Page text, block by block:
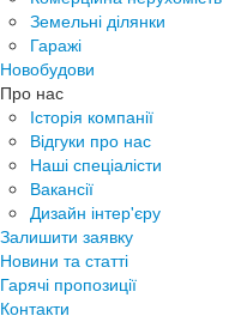
Земельні ділянки
Гаражі
Новобудови
Про нас
Історія компанії
Відгуки про нас
Наші спеціалісти
Вакансії
Дизайн інтер'єру
Залишити заявку
Новини та статті
Гарячі пропозиції
Контакти